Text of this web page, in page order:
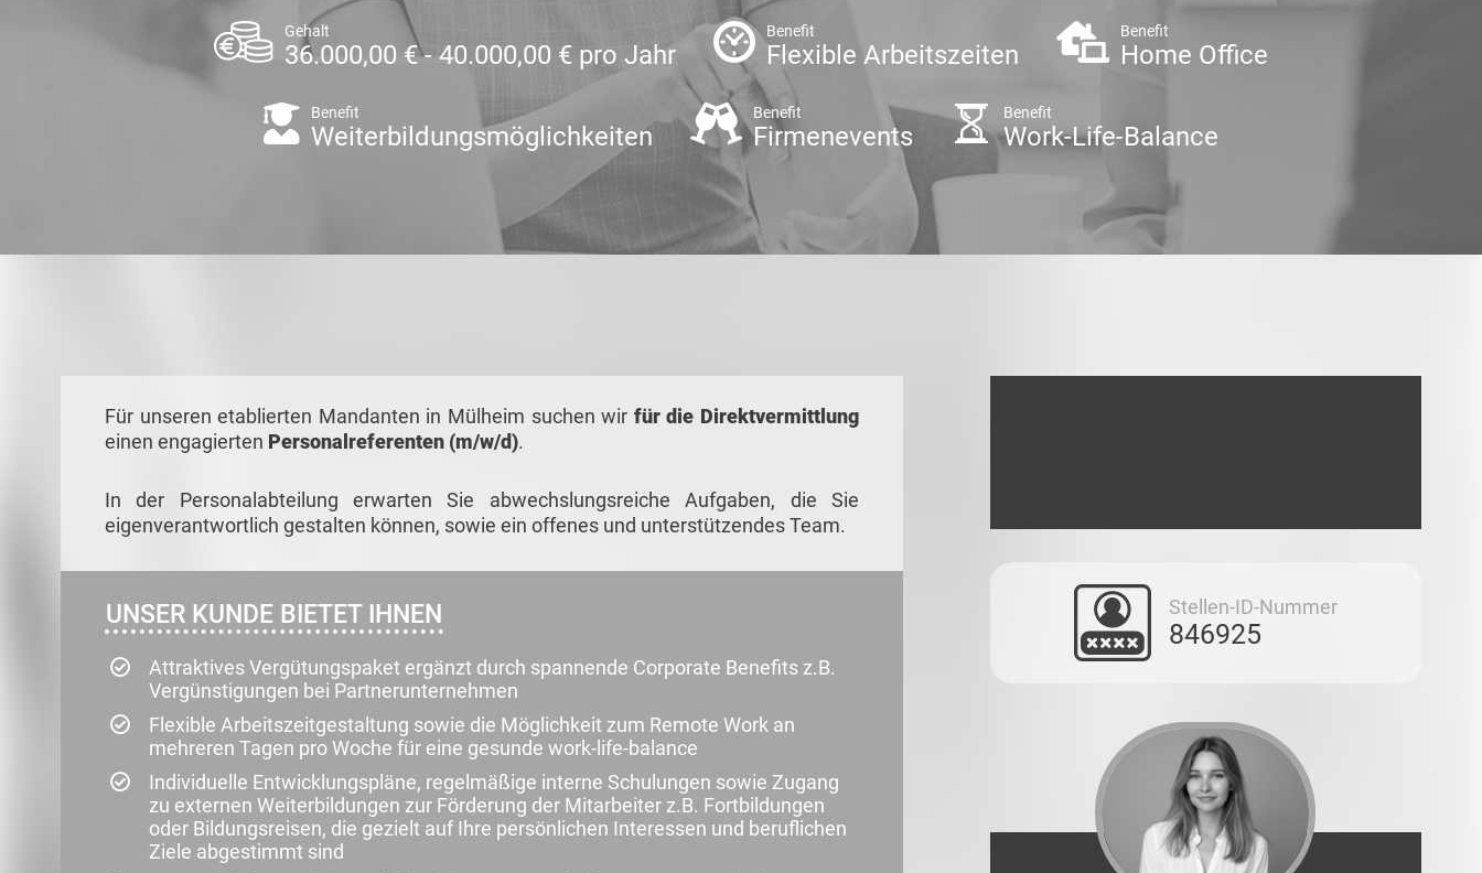
Gehalt
36.000,00 € - 40.000,00 € pro Jahr
Benefit
Flexible Arbeitszeiten
Benefit
Home Office
Benefit
Weiterbildungsmöglichkeiten
Benefit
Firmenevents
Benefit
Work-Life-Balance
Für unseren etablierten Mandanten in Mülheim suchen wir für die Direktvermittlung
einen engagierten Personalreferenten (m/w/d).
In der Personalabteilung erwarten Sie abwechslungsreiche Aufgaben, die Sie
eigenverantwortlich gestalten können, sowie ein offenes und unterstützendes Team.
UNSER KUNDE BIETET IHNEN
Attraktives Vergütungspaket ergänzt durch spannende Corporate Benefits z.B.
Vergünstigungen bei Partnerunternehmen
Flexible Arbeitszeitgestaltung sowie die Möglichkeit zum Remote Work an
mehreren Tagen pro Woche für eine gesunde work-life-balance
Individuelle Entwicklungspläne, regelmäßige interne Schulungen sowie Zugang
zu externen Weiterbildungen zur Förderung der Mitarbeiter z.B. Fortbildungen
oder Bildungsreisen, die gezielt auf Ihre persönlichen Interessen und beruflichen
Ziele abgestimmt sind
Stellen-ID-Nummer
846925